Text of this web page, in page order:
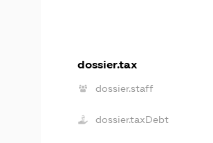
dossier.tax
dossier.staff
dossier.taxDebt